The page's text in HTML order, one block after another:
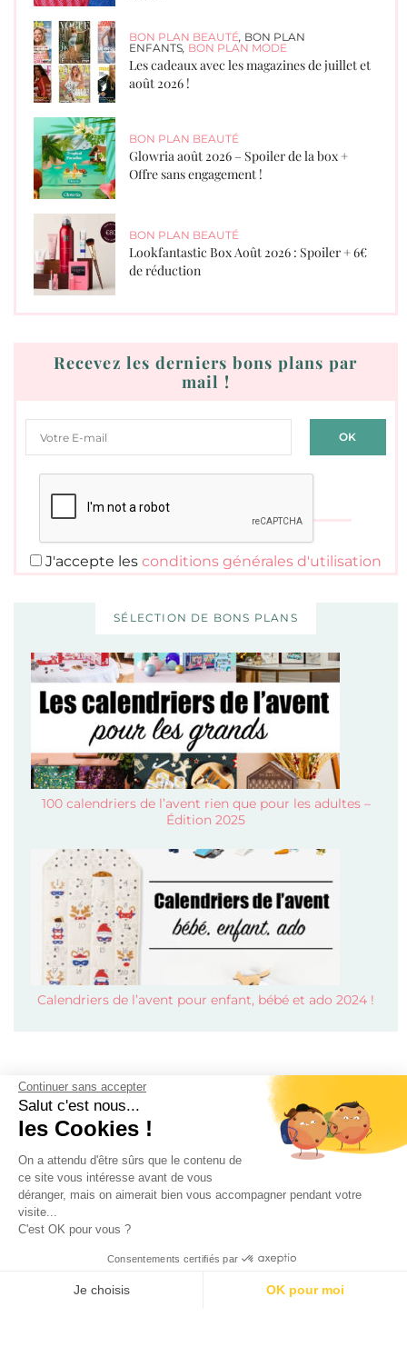
Continuer sans accepter
Salut c'est nous...
les Cookies !
On a attendu d'être sûrs que le contenu de
ce site vous intéresse avant de vous
déranger, mais on aimerait bien vous accompagner pendant votre
visite...
C'est OK pour vous ?
Consentements certifiés par
Je choisis OK pour moi
BON PLAN BEAUTÉ BON PLAN
ENFANTS BON PLAN MODE
Les cadeaux avec les magazines de juillet et
août 2026 !
BON PLAN BEAUTÉ
Glowria août 2026 – Spoiler de la box +
Offre sans engagement !
BON PLAN BEAUTÉ
Lookfantastic Box Août 2026 : Spoiler + 6€
de réduction
Recevez les derniers bons plans par
mail !
J'accepte les conditions générales d'utilisation
SÉLECTION DE BONS PLANS
100 calendriers de l’avent rien que pour les adultes –
Édition 2025
Calendriers de l’avent pour enfant, bébé et ado 2024 !
Mode
Beauté
Calendrier de l’avent beauté 2026